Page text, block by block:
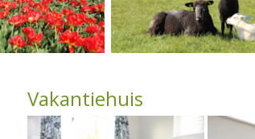
Vakantiehuis